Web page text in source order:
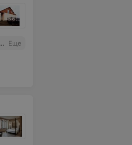
Еще